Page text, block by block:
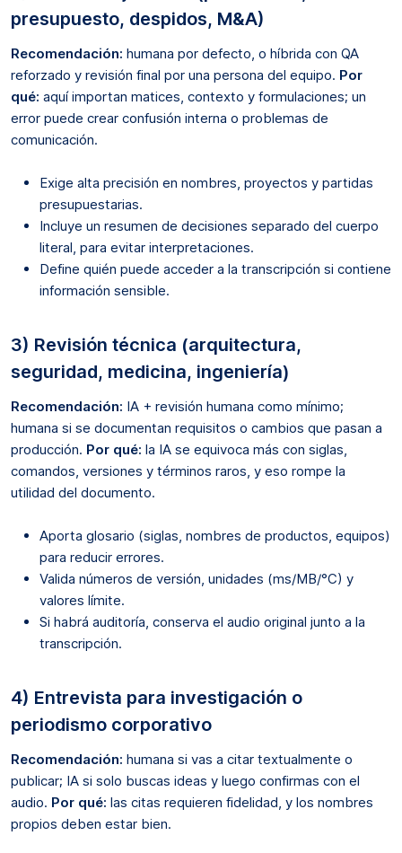
presupuesto, despidos, M&A)
Recomendación: humana por defecto, o híbrida con QA
reforzado y revisión final por una persona del equipo. Por
qué: aquí importan matices, contexto y formulaciones; un
error puede crear confusión interna o problemas de
comunicación.
Exige alta precisión en nombres, proyectos y partidas
presupuestarias.
Incluye un resumen de decisiones separado del cuerpo
literal, para evitar interpretaciones.
Define quién puede acceder a la transcripción si contiene
información sensible.
3) Revisión técnica (arquitectura,
seguridad, medicina, ingeniería)
Recomendación: IA + revisión humana como mínimo;
humana si se documentan requisitos o cambios que pasan a
producción. Por qué: la IA se equivoca más con siglas,
comandos, versiones y términos raros, y eso rompe la
utilidad del documento.
Aporta glosario (siglas, nombres de productos, equipos)
para reducir errores.
Valida números de versión, unidades (ms/MB/°C) y
valores límite.
Si habrá auditoría, conserva el audio original junto a la
transcripción.
4) Entrevista para investigación o
periodismo corporativo
Recomendación: humana si vas a citar textualmente o
publicar; IA si solo buscas ideas y luego confirmas con el
audio. Por qué: las citas requieren fidelidad, y los nombres
propios deben estar bien.